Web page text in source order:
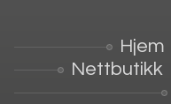
Hjem
Nettbutikk